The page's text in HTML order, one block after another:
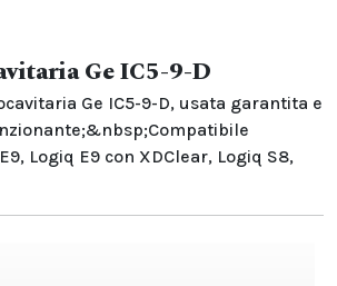
Ge IC5-9-D
Ge IC5-9-D, usata garantita e
Logiq E9 con XDClear, Logiq S8,